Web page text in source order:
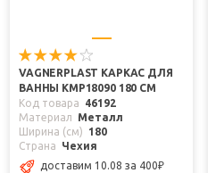
VAGNERPLAST КАРКАС ДЛЯ
ВАННЫ КМР18090 180 СМ
Код товара
46192
Материал
Металл
Ширина (см)
180
Страна
Чехия
доставим 10.08 за 400₽